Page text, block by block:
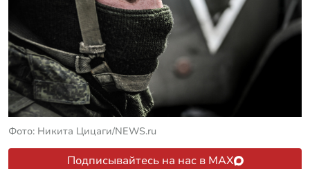
Фото: Никита Цицаги/NEWS.ru
Подписывайтесь на нас в MAX